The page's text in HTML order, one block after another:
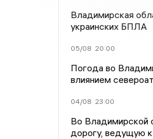
Владимирская
украинских БПЛА
05/08 20:00
Погода во
влиянием
04/08 23:00
Во Владимирской
дорогу, ведущую